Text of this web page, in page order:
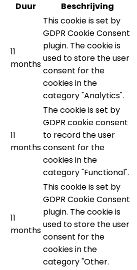
Duur Beschrijving
11
months
This cookie is set by
GDPR Cookie Consent
plugin. The cookie is
used to store the user
consent for the
cookies in the
category "Analytics".
11
months
The cookie is set by
GDPR cookie consent
to record the user
consent for the
cookies in the
category "Functional".
11
months
This cookie is set by
GDPR Cookie Consent
plugin. The cookie is
used to store the user
consent for the
cookies in the
category "Other.